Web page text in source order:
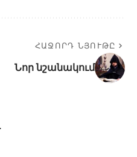
ՀԱՋՈՐԴ ՆՅՈՒԹԸ
Նոր նշանակում